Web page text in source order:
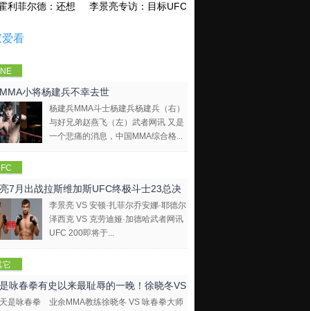
利菲尔德：还想再和泰森干一架！李景亮专访：目标UFC金腰带 不做打酱油
看
小将杨建兵不幸去世
杨建兵MMA斗士杨建兵杨建兵（右）
与好兄弟赵燕飞（左）武者网讯 又是
一个悲痛的消息，中国MMA综合格...
7月出战拉斯维加斯UFC终极斗士23总决
李景亮 VS 安顿·扎菲尔乔安娜·耶德尔
泽西克 VS 克劳迪娅·加德哈武者网讯
UFC 200即将于...
它
咏春拳有史以来最耻辱的一晚！徐晓冬VS
大师
业余MMA教练徐晓冬 VS 咏春拳大师